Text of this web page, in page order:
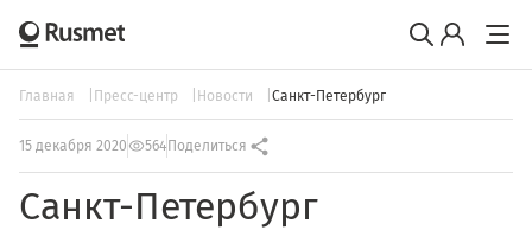
Главная Пресс-центр Новости Санкт-Петербург
15 декабря 2020 564 Поделиться
Санкт-Петербург